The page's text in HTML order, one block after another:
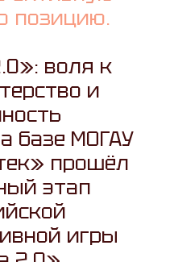
позицию.
воля к
и
базе МОГАУ
прошёл
этап
игры